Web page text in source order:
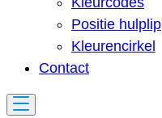
Positie hulplip
Kleurencirkel
Contact